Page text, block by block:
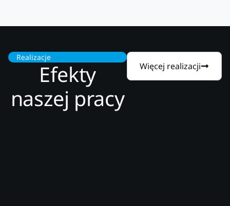
Realizacje
Efekty
naszej pracy
Więcej realizacji